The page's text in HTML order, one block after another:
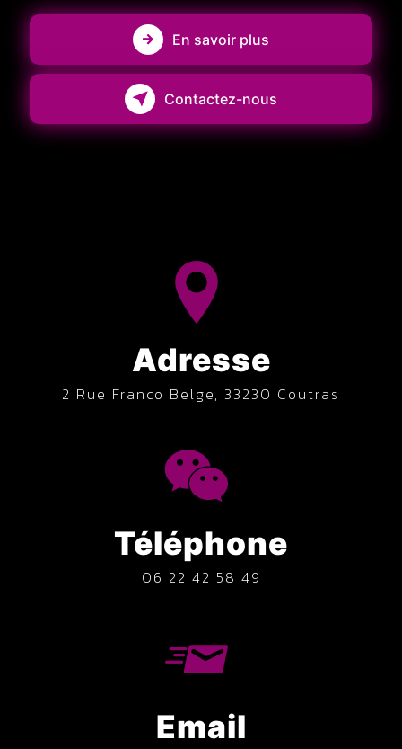
En savoir plus
Contactez-nous
Adresse
2 Rue Franco Belge, 33230 Coutras
Téléphone
06 22 42 58 49
Email